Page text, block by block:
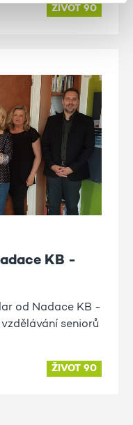
ŽIVOT 90
KB -
od Nadace KB -
seniorů
ŽIVOT 90